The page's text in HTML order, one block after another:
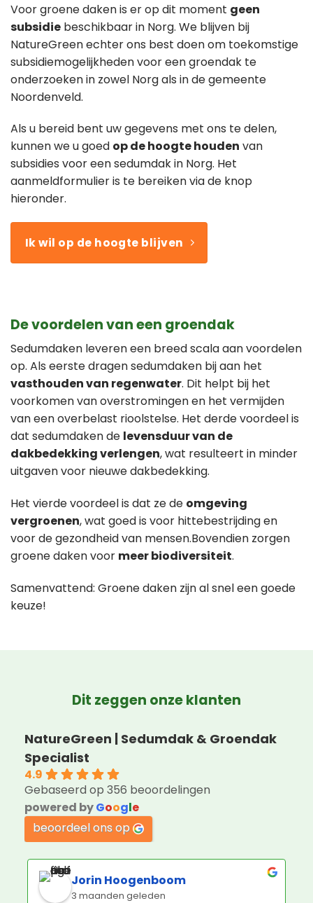
Voor groene daken is er op dit moment geen
subsidie beschikbaar in Norg. We blijven bij
NatureGreen echter ons best doen om toekomstige
subsidiemogelijkheden voor een groendak te
onderzoeken in zowel Norg als in de gemeente
Noordenveld.
Als u bereid bent uw gegevens met ons te delen,
kunnen we u goed op de hoogte houden van
subsidies voor een sedumdak in Norg. Het
aanmeldformulier is te bereiken via de knop
hieronder.
Ik wil op de hoogte blijven
De voordelen van een groendak
Sedumdaken leveren een breed scala aan voordelen
op. Als eerste dragen sedumdaken bij aan het
vasthouden van regenwater. Dit helpt bij het
voorkomen van overstromingen en het vermijden
van een overbelast rioolstelse. Het derde voordeel is
dat sedumdaken de levensduur van de
dakbedekking verlengen, wat resulteert in minder
uitgaven voor nieuwe dakbedekking.
Het vierde voordeel is dat ze de omgeving
vergroenen, wat goed is voor hittebestrijding en
voor de gezondheid van mensen.Bovendien zorgen
groene daken voor meer biodiversiteit.
Samenvattend: Groene daken zijn al snel een goede
keuze!
Dit zeggen onze klanten
NatureGreen | Sedumdak & Groendak
Specialist
4.9
Gebaseerd op 356 beoordelingen
powered byGoogle
beoordeel ons op
Jorin Hoogenboom
3 maanden geleden